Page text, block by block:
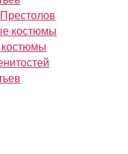
костюмы